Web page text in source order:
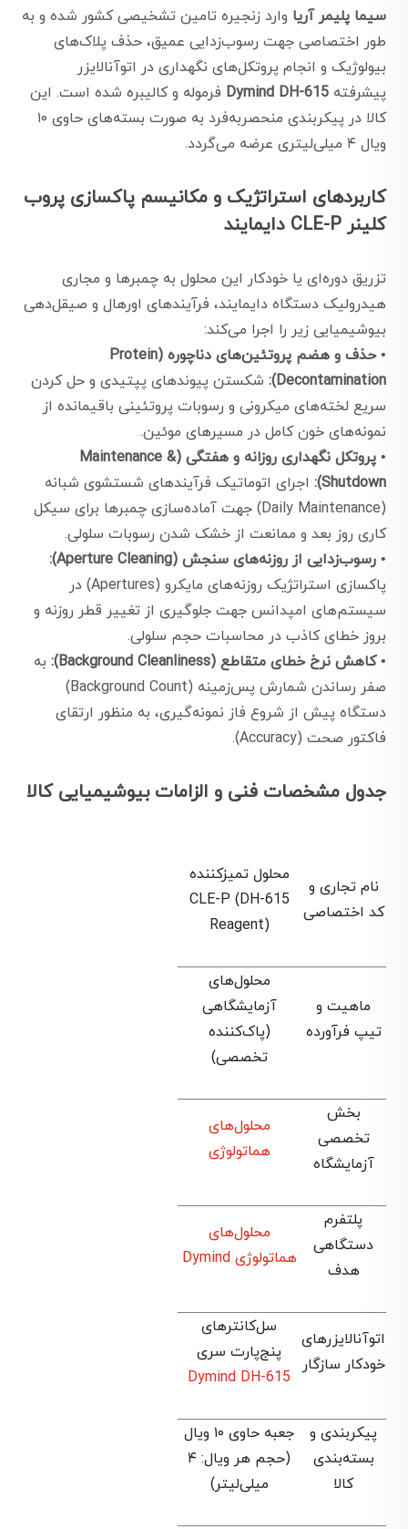
سیما پلیمر آریا وارد زنجیره تامین تشخیصی کشور شده و به
طور اختصاصی جهت رسوب‌زدایی عمیق، حذف پلاک‌های
بیولوژیک و انجام پروتکل‌های نگهداری در اتوآنالایزر
پیشرفته Dymind DH-615 فرموله و کالیبره شده است. این
کالا در پیکربندی منحصربه‌فرد به صورت بسته‌های حاوی ۱۰
ویال ۴ میلی‌لیتری عرضه می‌گردد.
کاربردهای استراتژیک و مکانیسم پاکسازی پروب
کلینر CLE-P دایمایند
تزریق دوره‌ای یا خودکار این محلول به چمبرها و مجاری
هیدرولیک دستگاه دایمایند، فرآیندهای اورهال و صیقل‌دهی
بیوشیمیایی زیر را اجرا می‌کند:
•
حذف و هضم پروتئین‌های دناچوره (Protein
Decontamination):
شکستن پیوندهای پپتیدی و حل کردن
سریع لخته‌های میکرونی و رسوبات پروتئینی باقیمانده از
نمونه‌های خون کامل در مسیرهای موئین.
•
پروتکل نگهداری روزانه و هفتگی (Maintenance &
Shutdown):
اجرای اتوماتیک فرآیندهای شستشوی شبانه
(Daily Maintenance) جهت آماده‌سازی چمبرها برای سیکل
کاری روز بعد و ممانعت از خشک شدن رسوبات سلولی.
• رسوب‌زدایی از روزنه‌های سنجش (Aperture Cleaning):
پاکسازی استراتژیک روزنه‌های مایکرو (Apertures) در
سیستم‌های امپدانس جهت جلوگیری از تغییر قطر روزنه و
بروز خطای کاذب در محاسبات حجم سلولی.
•کاهش نرخ خطای متقاطع (Background Cleanliness):
به
صفر رساندن شمارش پس‌زمینه (Background Count)
دستگاه پیش از شروع فاز نمونه‌گیری، به منظور ارتقای
فاکتور صحت (Accuracy).
جدول مشخصات فنی و الزامات بیوشیمیایی کالا
نام تجاری و
کد اختصاصی
محلول تمیزکننده
CLE-P (DH-615
Reagent)
ماهیت و
تیپ فرآورده
محلول‌های
آزمایشگاهی
(پاک‌کننده
تخصصی)
بخش
تخصصی
آزمایشگاه
محلول‌های
هماتولوژی
پلتفرم
دستگاهی
هدف
محلول‌های
هماتولوژی Dymind
اتوآنالایزرهای
خودکار سازگار
سل‌کانترهای
پنج‌پارت سری
Dymind DH-615
پیکربندی و
بسته‌بندی
کالا
جعبه حاوی ۱۰ ویال
(حجم هر ویال: ۴
میلی‌لیتر)